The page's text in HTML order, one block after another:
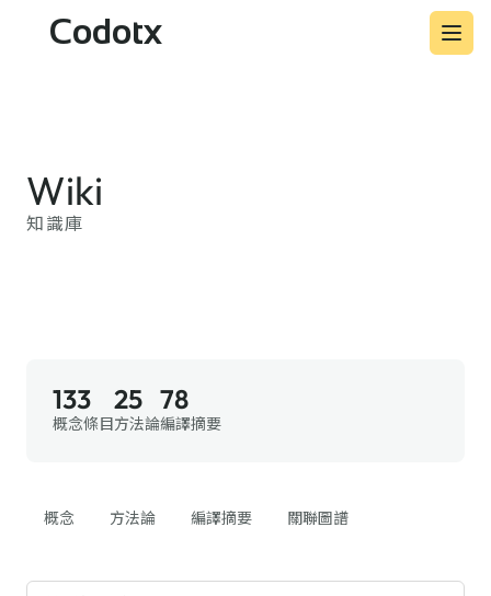
Codotx
Wiki
知識庫
133
概念條目
25
方法論
78
編譯摘要
概念 方法論 編譯摘要 關聯圖譜